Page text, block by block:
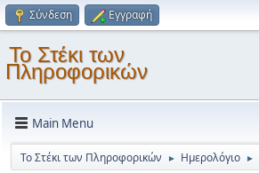
Σύνδεση Εγγραφή
Το Στέκι των
Πληροφορικών
Main Menu
Το Στέκι των Πληροφορικών ► Ημερολόγιο ►